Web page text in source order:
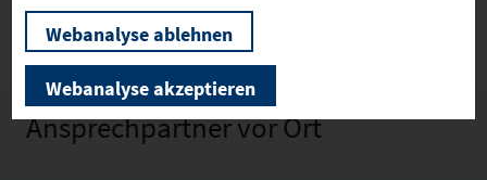
Ansprechpartner vor Ort
Webanalyse ablehnen
Webanalyse akzeptieren